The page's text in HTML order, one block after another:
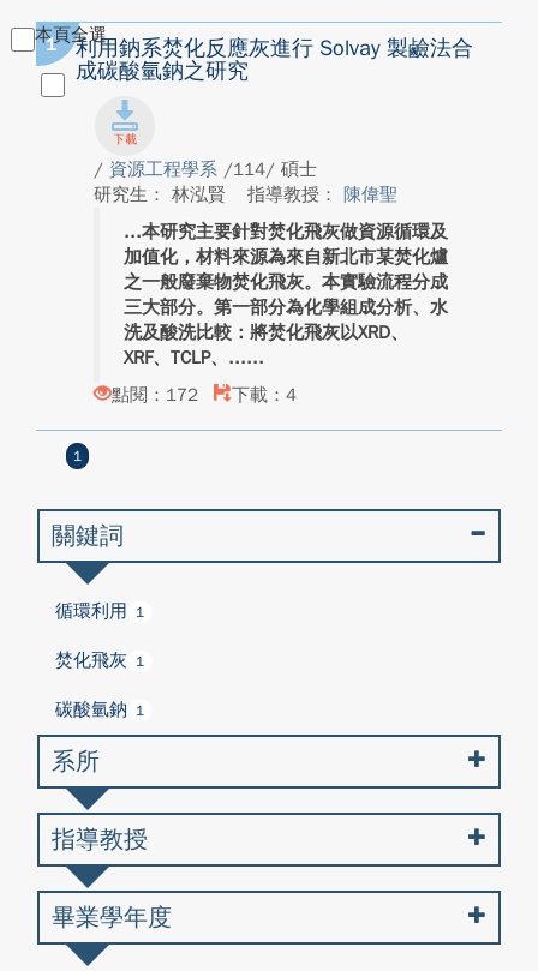
本頁全選
1
利用鈉系焚化反應灰進行 Solvay 製鹼法合
成碳酸氫鈉之研究
/ 資源工程學系 /114/ 碩士
研究生： 林泓賢
指導教授： 陳偉聖
本研究主要針對焚化飛灰做資源循環及
加值化，材料來源為來自新北市某焚化爐
之一般廢棄物焚化飛灰。本實驗流程分成
三大部分。第一部分為化學組成分析、水
洗及酸洗比較：將焚化飛灰以XRD、
XRF、TCLP、...
點閱：172
下載：4
1
關鍵詞
循環利用 1
焚化飛灰 1
碳酸氫鈉 1
系所
指導教授
畢業學年度